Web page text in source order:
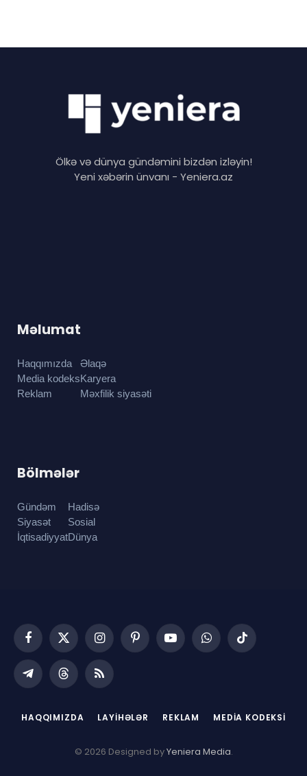
Ölkə və dünya gündəmini bizdən izləyin!
Yeni xəbərin ünvanı - Yeniera.az
Məlumat
Haqqımızda
Media kodeks
Reklam
Əlaqə
Karyera
Məxfilik siyasəti
Bölmələr
Gündəm
Siyasət
İqtisadiyyat
Hadisə
Sosial
Dünya
Facebook
X
(Twitter)
InstagramPinterestYouTubeWhatsAppTikTok
TelegramThreadsRSS
HAQQIMIZDA LAYIHƏLƏR REKLAM MEDIA KODEKSI
© 2026 Designed byYeniera Media.